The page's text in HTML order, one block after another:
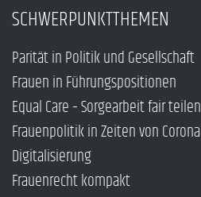
SCHWERPUNKTTHEMEN
Parität in Politik und Gesellschaft
Frauen in Führungspositionen
Equal Care – Sorgearbeit fair teilen
Frauenpolitik in Zeiten von Corona
Digitalisierung
Frauenrecht kompakt